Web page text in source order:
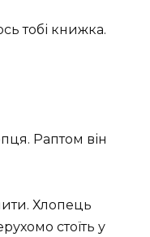
тобі книжка.
Раптом він
Хлопець
стоїть у